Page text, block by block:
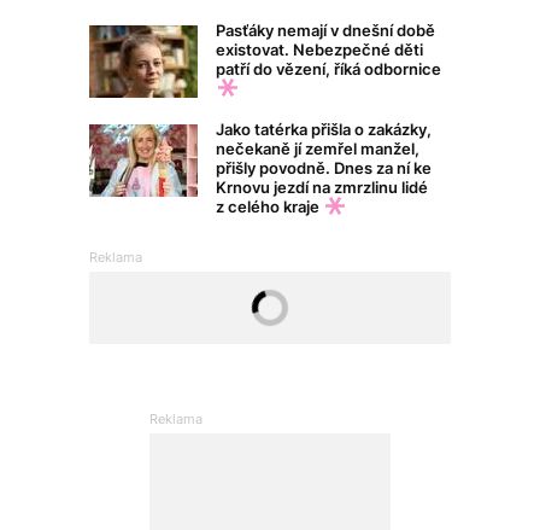
Pasťáky nemají v dnešní době
existovat. Nebezpečné děti
patří do vězení, říká odbornice
Jako tatérka přišla o zakázky,
nečekaně jí zemřel manžel,
přišly povodně. Dnes za ní ke
Krnovu jezdí na zmrzlinu lidé
z celého kraje